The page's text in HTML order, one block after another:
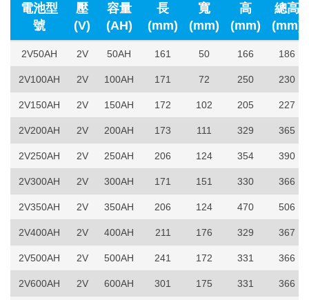
電池型
號
壓
(V)
容量
(AH)
長
(mm)
寬
(mm)
高
(mm)
總高
(mm)
2V50AH 2V 50AH 161 50 166 186
2V100AH 2V 100AH 171 72 250 230
2V150AH 2V 150AH 172 102 205 227
2V200AH 2V 200AH 173 111 329 365
2V250AH 2V 250AH 206 124 354 390
2V300AH 2V 300AH 171 151 330 366
2V350AH 2V 350AH 206 124 470 506
2V400AH 2V 400AH 211 176 329 367
2V500AH 2V 500AH 241 172 331 366
2V600AH 2V 600AH 301 175 331 366